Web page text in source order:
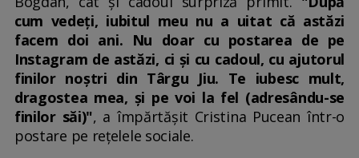
cum vedeți, iubitul meu nu a uitat că astăzi
facem doi ani. Nu doar cu postarea de pe
Instagram de astăzi, ci și cu cadoul, cu ajutorul
finilor noștri din Târgu Jiu. Te iubesc mult,
dragostea mea, și pe voi la fel (adresându-se
finilor săi)", a împărtășit Cristina Pucean într-o
postare pe rețelele sociale.